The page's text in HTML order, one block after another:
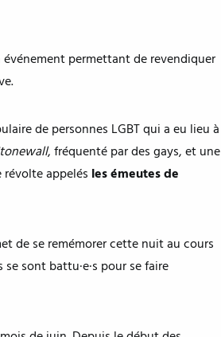
permettant de revendiquer
de personnes LGBT qui a eu lieu à
, fréquenté par des gays, et une
appelés les émeutes de
de se remémorer cette nuit au cours
sont battu·e·s pour se faire